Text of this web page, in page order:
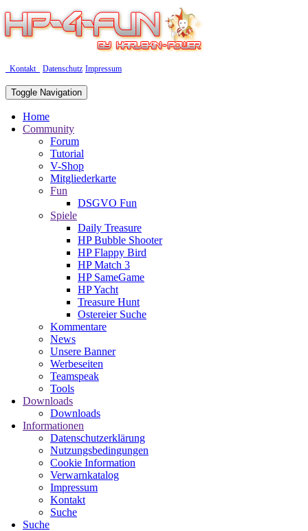
Kontakt Datenschutz Impressum
Toggle Navigation
Home
Community
Forum
Tutorial
V-Shop
Mitgliederkarte
Fun
DSGVO Fun
Spiele
Daily Treasure
HP Bubble Shooter
HP Flappy Bird
HP Match 3
HP SameGame
HP Yacht
Treasure Hunt
Ostereier Suche
Kommentare
News
Unsere Banner
Werbeseiten
Teamspeak
Tools
Downloads
Downloads
Informationen
Datenschutzerklärung
Nutzungsbedingungen
Cookie Information
Verwarnkatalog
Impressum
Kontakt
Suche
Suche